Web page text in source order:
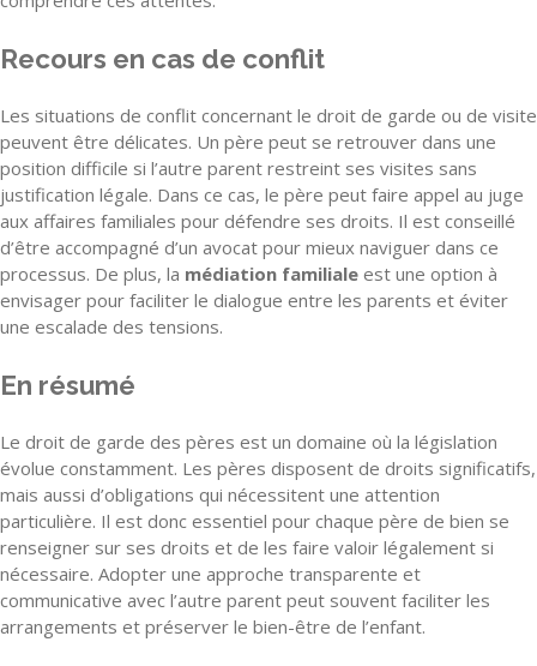
Recours en cas de conflit
Les situations de conflit concernant le droit de garde ou de visite
peuvent être délicates. Un père peut se retrouver dans une
position difficile si l’autre parent restreint ses visites sans
justification légale. Dans ce cas, le père peut faire appel au juge
aux affaires familiales pour défendre ses droits. Il est conseillé
d’être accompagné d’un avocat pour mieux naviguer dans ce
processus. De plus, la médiation familiale est une option à
envisager pour faciliter le dialogue entre les parents et éviter
une escalade des tensions.
En résumé
Le droit de garde des pères est un domaine où la législation
évolue constamment. Les pères disposent de droits significatifs,
mais aussi d’obligations qui nécessitent une attention
particulière. Il est donc essentiel pour chaque père de bien se
renseigner sur ses droits et de les faire valoir légalement si
nécessaire. Adopter une approche transparente et
communicative avec l’autre parent peut souvent faciliter les
arrangements et préserver le bien-être de l’enfant.